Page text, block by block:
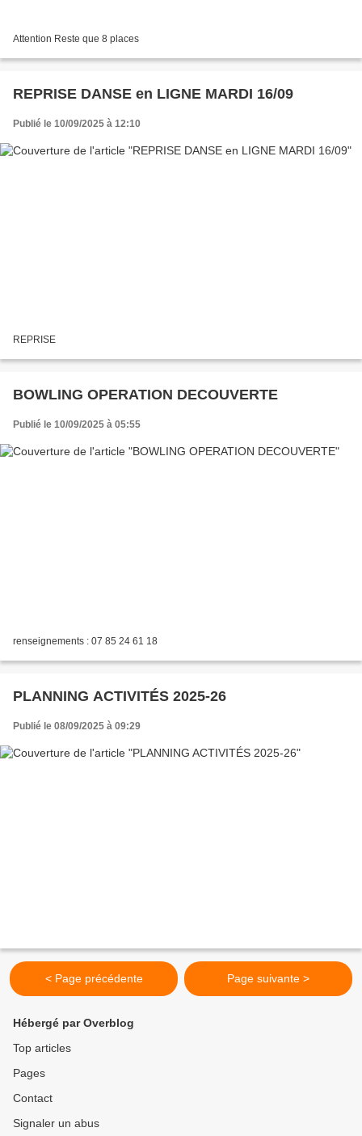
Attention Reste que 8 places
REPRISE DANSE en LIGNE MARDI 16/09
Publié le 10/09/2025 à 12:10
REPRISE
BOWLING OPERATION DECOUVERTE
Publié le 10/09/2025 à 05:55
renseignements : 07 85 24 61 18
PLANNING ACTIVITÉS 2025-26
Publié le 08/09/2025 à 09:29
< Page précédente Page suivante >
Hébergé par Overblog
Top articles
Pages
Contact
Signaler un abus